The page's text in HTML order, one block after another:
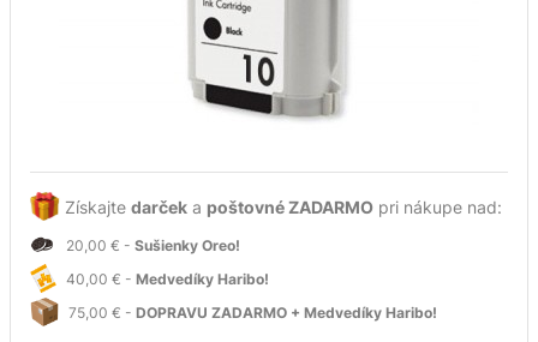
Získajte darček a poštovné ZADARMO pri nákupe nad:
20,00 € - Sušienky Oreo!
40,00 € - Medvedíky Haribo!
75,00 € - DOPRAVU ZADARMO + Medvedíky Haribo!